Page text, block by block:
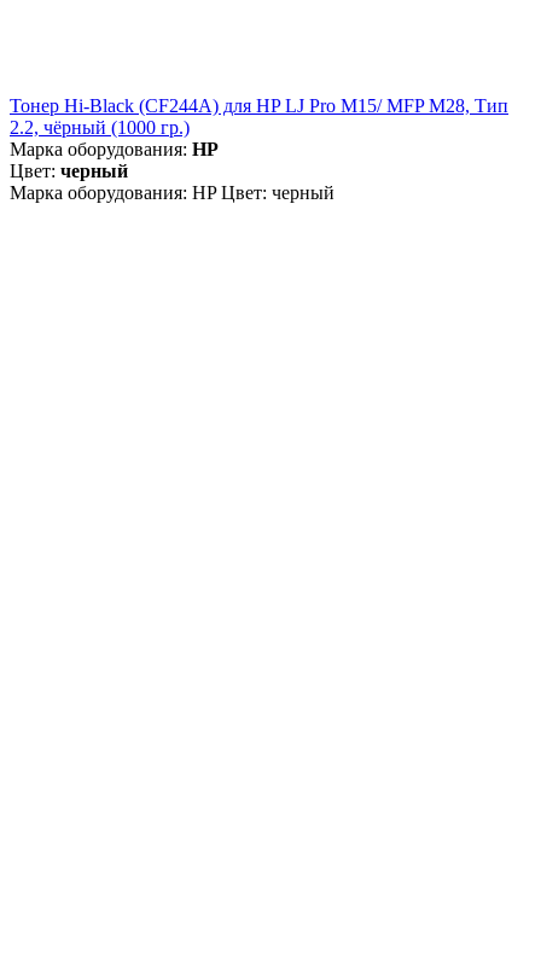
Тонер Hi-Black (CF244A) для HP LJ Pro M15/ MFP M28, Тип
2.2, чёрный (1000 гр.)
Марка оборудования: HP
Цвет: черный
Марка оборудования: HP Цвет: черный